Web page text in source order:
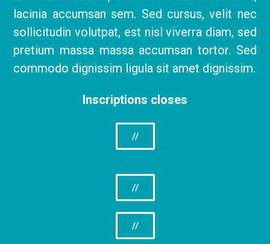
lacinia accumsan sem. Sed cursus, velit nec
sollicitudin volutpat, est nisl viverra diam, sed
pretium massa massa accumsan tortor. Sed
commodo dignissim ligula sit amet dignissim.
Inscriptions closes
//
//
//